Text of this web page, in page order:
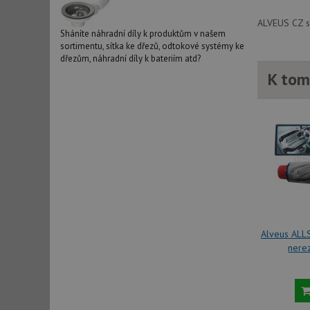
Sháníte náhradní díly k produktům v našem
sortimentu, sítka ke dřezů, odtokové systémy ke
dřezům, náhradní díly k bateriím atd?
ALVEUS
K
Alveus
__Secure-